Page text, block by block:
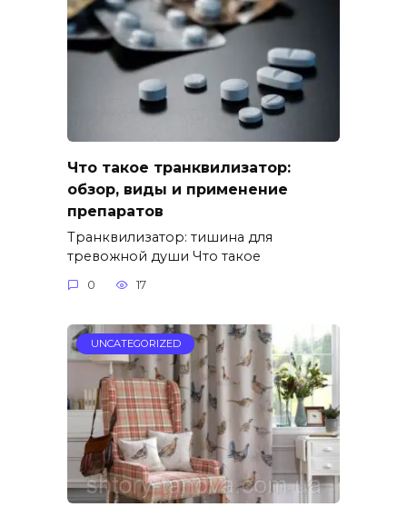
Что такое транквилизатор:
обзор, виды и применение
препаратов
Транквилизатор: тишина для
тревожной души Что такое
0 17
UNCATEGORIZED